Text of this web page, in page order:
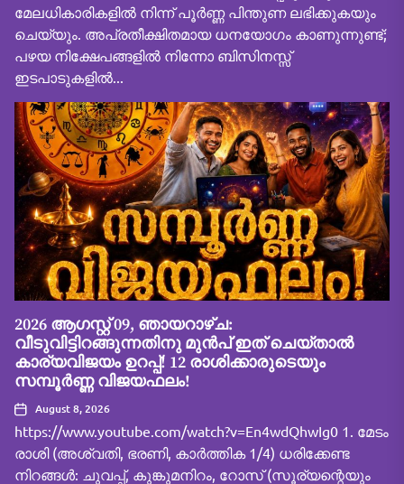
മേലധികാരികളിൽ നിന്ന് പൂർണ്ണ പിന്തുണ ലഭിക്കുകയും
ചെയ്യും. അപ്രതീക്ഷിതമായ ധനയോഗം കാണുന്നുണ്ട്;
പഴയ നിക്ഷേപങ്ങളിൽ നിന്നോ ബിസിനസ്സ്
ഇടപാടുകളിൽ...
2026 ആഗസ്റ്റ് 09, ഞായറാഴ്ച:
വീടുവിട്ടിറങ്ങുന്നതിനു മുൻപ് ഇത് ചെയ്താൽ
കാര്യവിജയം ഉറപ്പ്! 12 രാശിക്കാരുടെയും
സമ്പൂർണ്ണ വിജയഫലം!
August 8, 2026
https://www.youtube.com/watch?v=En4wdQhwIg0 1. മേടം
രാശി (അശ്വതി, ഭരണി, കാർത്തിക 1/4) ധരിക്കേണ്ട
നിറങ്ങൾ: ചുവപ്പ്, കുങ്കുമനിറം, റോസ് (സൂര്യന്റെയും